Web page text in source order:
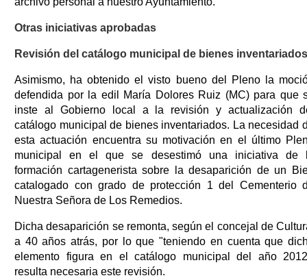
Otras iniciativas aprobadas
Revisión del catálogo municipal de bienes inventariados
Asimismo, ha obtenido el visto bueno del Pleno la
defendida por la edil María Dolores Ruiz (MC) para que
inste al Gobierno local a la revisión y actualización
catálogo municipal de bienes inventariados. La necesidad
esta actuación encuentra su motivación en el último
municipal en el que se desestimó una iniciativa de
formación cartagenerista sobre la desaparición de un
catalogado con grado de protección 1 del Cementerio
Nuestra Señora de Los Remedios.
Dicha desaparición se remonta, según el concejal de
a 40 años atrás, por lo que "teniendo en cuenta que
elemento figura en el catálogo municipal del año
resulta necesaria este revisión.